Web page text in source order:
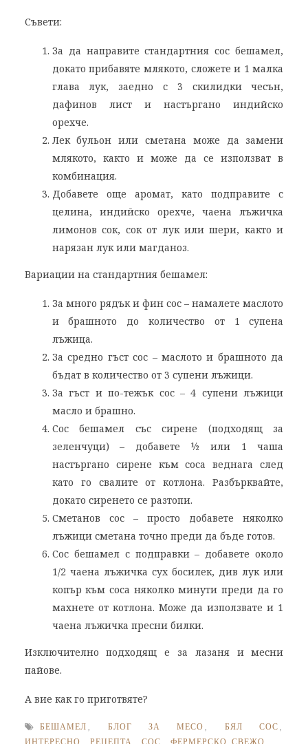
Съвети:
За да направите стандартния сос бешамел,
докато прибавяте млякото, сложете и 1 малка
глава лук, заедно с 3 скилидки чесън,
дафинов лист и настъргано индийско
орехче.
Лек бульон или сметана може да замени
млякото, както и може да се използват в
комбинация.
Добавете още аромат, като подправите с
целина, индийско орехче, чаена лъжичка
лимонов сок, сок от лук или шери, както и
нарязан лук или магданоз.
Вариации на стандартния бешамел:
За много рядък и фин сос – намалете маслото
и брашното до количество от 1 супена
лъжица.
За средно гъст сос – маслото и брашното да
бъдат в количество от 3 супени лъжици.
За гъст и по-тежък сос – 4 супени лъжици
масло и брашно.
Сос бешамел със сирене (подходящ за
зеленчуци) – добавете ½ или 1 чаша
настъргано сирене към соса веднага след
като го свалите от котлона. Разбърквайте,
докато сиренето се разтопи.
Сметанов сос – просто добавете няколко
лъжици сметана точно преди да бъде готов.
Сос бешамел с подправки – добавете около
1/2 чаена лъжичка сух босилек, див лук или
копър към соса няколко минути преди да го
махнете от котлона. Може да използвате и 1
чаена лъжичка пресни билки.
Изключително подходящ е за лазаня и месни
пайове.
А вие как го приготвяте?
БЕШАМЕЛ БЛОГ ЗА МЕСО ,БЯЛ СОС
ИНТЕРЕСНО
РЕЦЕПТА СОС ФЕРМЕРСКО СВЕЖО